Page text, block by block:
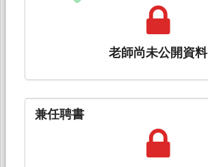
老師尚未公開資料
兼任聘書